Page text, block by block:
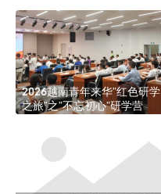
2026越南青年来华”红色研学
之旅”之”不忘初心”研学营